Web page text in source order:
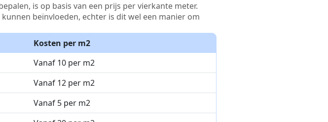
is op basis van een prijs per vierkante meter.
beïnvloeden, echter is dit wel een manier om
Kosten per m2
Vanaf 10 per m2
Vanaf 12 per m2
Vanaf 5 per m2